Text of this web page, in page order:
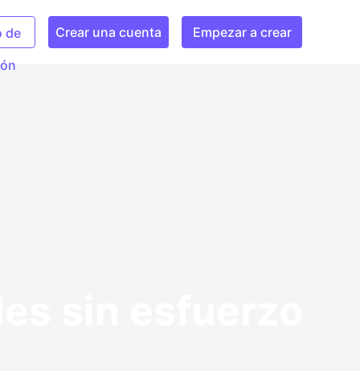
de
Crear una cuenta Empezar a crear